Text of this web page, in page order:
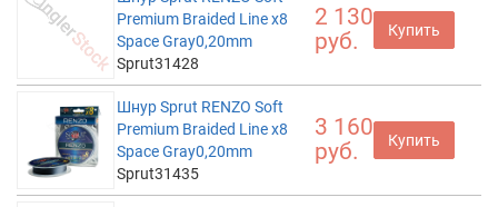
Premium Braided Line x8
Space Gray0,20mm
Sprut31428
2 130
руб.
Купить
Шнур Sprut RENZO Soft
Premium Braided Line x8
Space Gray0,20mm
Sprut31435
3 160
руб.
Купить